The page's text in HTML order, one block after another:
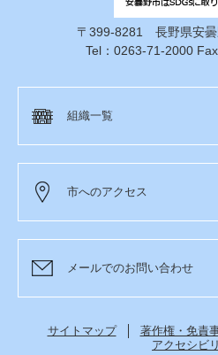
〒399-8281 長野県安曇
Tel：0263-71-2000
組織一覧
市へのアクセス
メールでのお問い合わせ
サイトマップ 著作権・免責
アクセシビ